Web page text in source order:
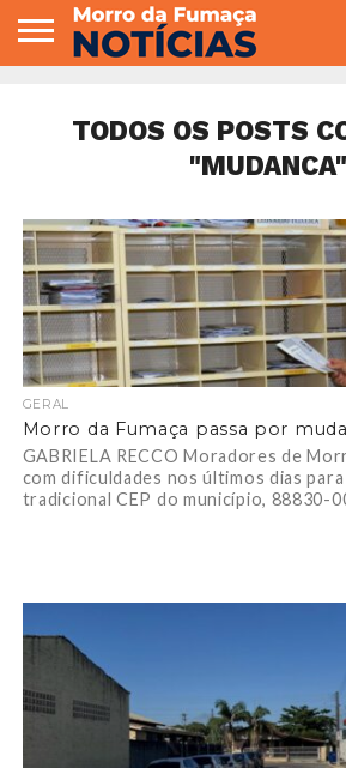
VEREADORES
TODOS OS POSTS
"MUDANCA"
GERAL
Morro da Fumaça passa por
GABRIELA RECCO Moradores de
com dificuldades nos últimos dias
tradicional CEP do município, 88830-